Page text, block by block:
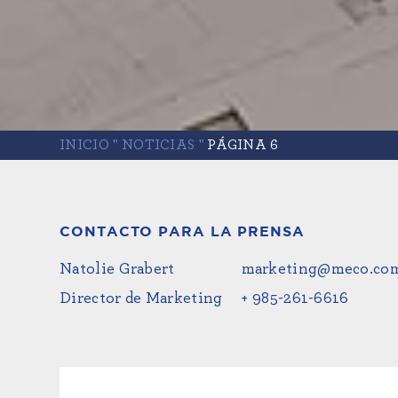
INICIO " NOTICIAS " PÁGINA 6
CONTACTO PARA LA PRENSA
Natolie Grabert
Director de Marketing
+ 985-261-6616